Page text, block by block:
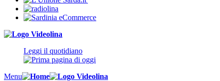
Leggi il quotidiano
Menu